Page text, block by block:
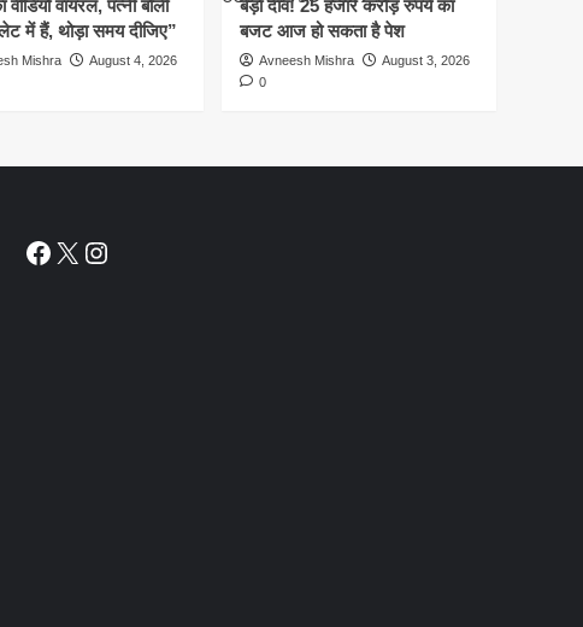
वायरल, पत्नी बोलीं
में हैं, थोड़ा समय दीजिए”
Mishra
August 4, 2026
बड़ा दांव! 25 हजार करोड़ रुपये का
बजट आज हो सकता है पेश
Avneesh Mishra
August 3, 2026
0
Facebook
X Instagram